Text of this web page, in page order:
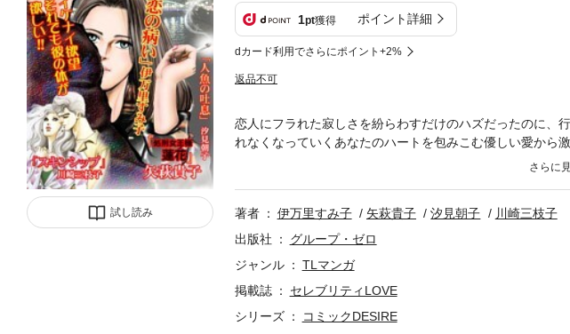
試し読み
1pt獲得 ポイント詳細
dカード利用でさらにポイント+2%
返品不可
恋人にフラれた寂しさを紛らわすだけのハズだったのに、
れなくなっていくあなたのハートを包みこむ優しい愛から
み子「恋の病い」(第1話収録)、矢萩貴子「処刑女王様 蓮
著者 伊万里すみ子 矢萩貴子 汐見朝子
川崎三枝子
出版社
グループ・ゼロ
ジャンル
TLマンガ
掲載誌
セレブリティLOVE
シリーズ
コミックDESIRE